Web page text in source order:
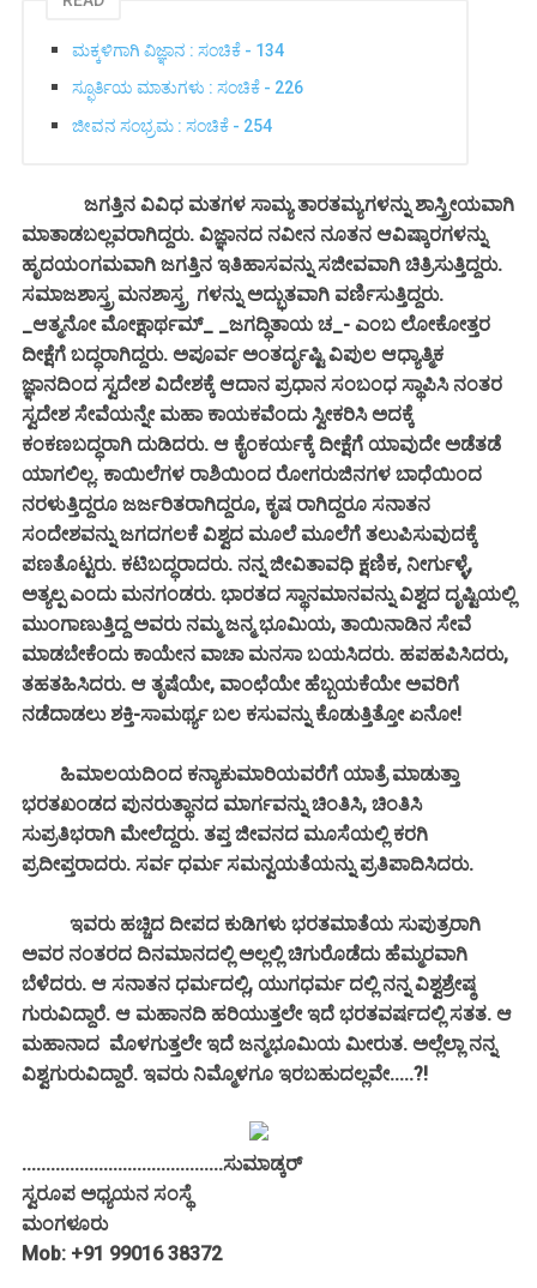
ಮಕ್ಕಳಿಗಾಗಿ ವಿಜ್ಞಾನ : ಸಂಚಿಕೆ - 134
ಸ್ಫೂರ್ತಿಯ ಮಾತುಗಳು : ಸಂಚಿಕೆ - 226
ಜೀವನ ಸಂಭ್ರಮ : ಸಂಚಿಕೆ - 254
ಜಗತ್ತಿನ ವಿವಿಧ ಮತಗಳ ಸಾಮ್ಯ ತಾರತಮ್ಯಗಳನ್ನು ಶಾಸ್ತ್ರೀಯವಾಗಿ
ಮಾತಾಡಬಲ್ಲವರಾಗಿದ್ದರು. ವಿಜ್ಞಾನದ ನವೀನ ನೂತನ ಆವಿಷ್ಕಾರಗಳನ್ನು
ಹೃದಯಂಗಮವಾಗಿ ಜಗತ್ತಿನ ಇತಿಹಾಸವನ್ನು ಸಜೀವವಾಗಿ ಚಿತ್ರಿಸುತ್ತಿದ್ದರು.
ಸಮಾಜಶಾಸ್ತ್ರ ಮನಶಾಸ್ತ್ರ ಗಳನ್ನು ಅದ್ಭುತವಾಗಿ ವರ್ಣಿಸುತ್ತಿದ್ದರು.
_ಆತ್ಮನೋ ಮೋಕ್ಷಾರ್ಥಮ್_ _ಜಗದ್ಧಿತಾಯ ಚ_- ಎಂಬ ಲೋಕೋತ್ತರ
ದೀಕ್ಷೆಗೆ ಬದ್ಧರಾಗಿದ್ದರು. ಅಪೂರ್ವ ಅಂತರ್ದೃಷ್ಟಿ ವಿಪುಲ ಆಧ್ಯಾತ್ಮಿಕ
ಜ್ಞಾನದಿಂದ ಸ್ವದೇಶ ವಿದೇಶಕ್ಕೆ ಆದಾನ ಪ್ರಧಾನ ಸಂಬಂಧ ಸ್ಥಾಪಿಸಿ ನಂತರ
ಸ್ವದೇಶ ಸೇವೆಯನ್ನೇ ಮಹಾ ಕಾಯಕವೆಂದು ಸ್ವೀಕರಿಸಿ ಅದಕ್ಕೆ
ಕಂಕಣಬದ್ಧರಾಗಿ ದುಡಿದರು. ಆ ಕೈಂಕರ್ಯಕ್ಕೆ ದೀಕ್ಷೆಗೆ ಯಾವುದೇ ಅಡೆತಡೆ
ಯಾಗಲಿಲ್ಲ. ಕಾಯಿಲೆಗಳ ರಾಶಿಯಿಂದ ರೋಗರುಜಿನಗಳ ಬಾಧೆಯಿಂದ
ನರಳುತ್ತಿದ್ದರೂ ಜರ್ಜರಿತರಾಗಿದ್ದರೂ, ಕೃಷ ರಾಗಿದ್ದರೂ ಸನಾತನ
ಸಂದೇಶವನ್ನು ಜಗದಗಲಕೆ ವಿಶ್ವದ ಮೂಲೆ ಮೂಲೆಗೆ ತಲುಪಿಸುವುದಕ್ಕೆ
ಪಣತೊಟ್ಟರು. ಕಟಿಬದ್ಧರಾದರು. ನನ್ನ ಜೀವಿತಾವಧಿ ಕ್ಷಣಿಕ, ನೀರ್ಗುಳ್ಳೆ,
ಅತ್ಯಲ್ಪ ಎಂದು ಮನಗಂಡರು. ಭಾರತದ ಸ್ಥಾನಮಾನವನ್ನು ವಿಶ್ವದ ದೃಷ್ಟಿಯಲ್ಲಿ
ಮುಂಗಾಣುತ್ತಿದ್ದ ಅವರು ನಮ್ಮ ಜನ್ಮ ಭೂಮಿಯ, ತಾಯಿನಾಡಿನ ಸೇವೆ
ಮಾಡಬೇಕೆಂದು ಕಾಯೇನ ವಾಚಾ ಮನಸಾ ಬಯಸಿದರು. ಹಪಹಪಿಸಿದರು,
ತಹತಹಿಸಿದರು. ಆ ತೃಷೆಯೇ, ವಾಂಛೆಯೇ ಹೆಬ್ಬಯಕೆಯೇ ಅವರಿಗೆ
ನಡೆದಾಡಲು ಶಕ್ತಿ-ಸಾಮರ್ಥ್ಯ ಬಲ ಕಸುವನ್ನು ಕೊಡುತ್ತಿತ್ತೋ ಏನೋ!
ಹಿಮಾಲಯದಿಂದ ಕನ್ಯಾಕುಮಾರಿಯವರೆಗೆ ಯಾತ್ರೆ ಮಾಡುತ್ತಾ
ಭರತಖಂಡದ ಪುನರುತ್ಥಾನದ ಮಾರ್ಗವನ್ನು ಚಿಂತಿಸಿ, ಚಿಂತಿಸಿ
ಸುಪ್ರತಿಭರಾಗಿ ಮೇಲೆದ್ದರು. ತಪ್ತ ಜೀವನದ ಮೂಸೆಯಲ್ಲಿ ಕರಗಿ
ಪ್ರದೀಪ್ತರಾದರು. ಸರ್ವ ಧರ್ಮ ಸಮನ್ವಯತೆಯನ್ನು ಪ್ರತಿಪಾದಿಸಿದರು.
ಇವರು ಹಚ್ಚಿದ ದೀಪದ ಕುಡಿಗಳು ಭರತಮಾತೆಯ ಸುಪುತ್ರರಾಗಿ
ಅವರ ನಂತರದ ದಿನಮಾನದಲ್ಲಿ ಅಲ್ಲಲ್ಲಿ ಚಿಗುರೊಡೆದು ಹೆಮ್ಮರವಾಗಿ
ಬೆಳೆದರು. ಆ ಸನಾತನ ಧರ್ಮದಲ್ಲಿ, ಯುಗಧರ್ಮ ದಲ್ಲಿ ನನ್ನ ವಿಶ್ವಶ್ರೇಷ್ಠ
ಗುರುವಿದ್ದಾರೆ. ಆ ಮಹಾನದಿ ಹರಿಯುತ್ತಲೇ ಇದೆ ಭರತವರ್ಷದಲ್ಲಿ ಸತತ. ಆ
ಮಹಾನಾದ ಮೊಳಗುತ್ತಲೇ ಇದೆ ಜನ್ಮಭೂಮಿಯ ಮೀರುತ. ಅಲ್ಲೆಲ್ಲಾ ನನ್ನ
ವಿಶ್ವಗುರುವಿದ್ದಾರೆ. ಇವರು ನಿಮ್ಮೊಳಗೂ ಇರಬಹುದಲ್ಲವೇ.....?!
..........................................ಸುಮಾಡ್ಕರ್
ಸ್ವರೂಪ ಅಧ್ಯಯನ ಸಂಸ್ಥೆ
ಮಂಗಳೂರು
Mob: +91 99016 38372